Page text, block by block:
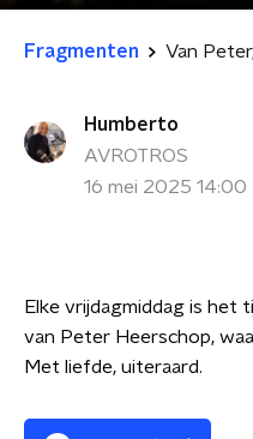
Fragmenten Van
Humberto
AVROTROS
16 mei 2025 14:00
Elke vrijdagmiddag is het
van Peter Heerschop,
Met liefde, uiteraard.